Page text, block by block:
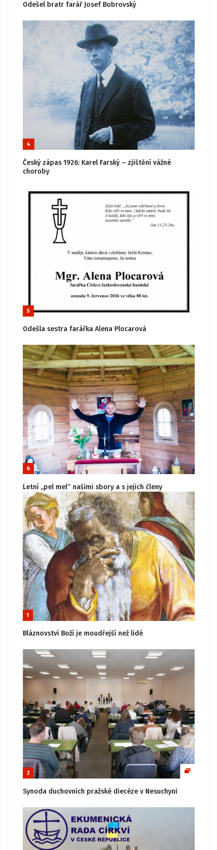
Odešel bratr farář Josef Bobrovský
4
Český zápas 1926: Karel Farský – zjištění vážné
choroby
5
Odešla sestra farářka Alena Plocarová
6
Letní „pel mel“ našimi sbory a s jejich členy
1
Bláznovství Boží je moudřejší než lidé
2
Synoda duchovních pražské diecéze v Nesuchyni